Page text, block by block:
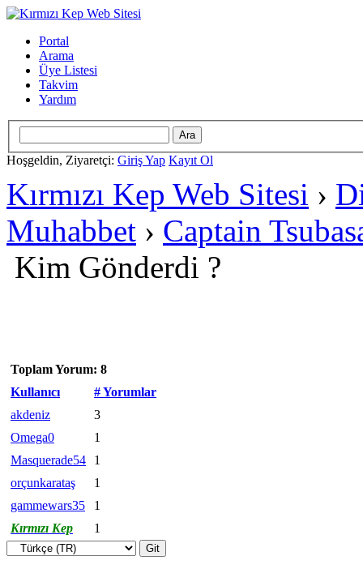
Portal
Arama
Üye Listesi
Takvim
Yardım
Hoşgeldin, Ziyaretçi: Giriş Yap Kayıt Ol
Kırmızı Kep Web Sitesi ›
Muhabbet › Captain
Kim Gönderdi ?
Toplam Yorum: 8
Kullanıcı
# Yorumlar
akdeniz
3
Omega0
1
Masquerade54
1
orçunkarataş
1
gammewars35
1
Kırmızı Kep
1